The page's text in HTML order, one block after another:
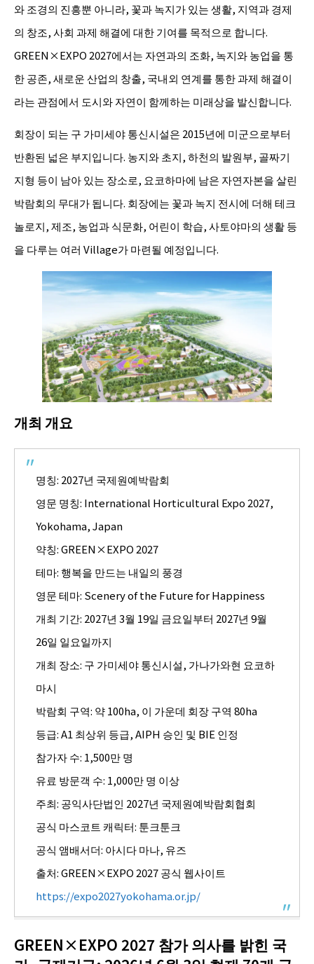
와 조경의 진흥뿐 아니라, 꽃과 녹지가 있는 생활, 지역과 경제
의 창조, 사회 과제 해결에 대한 기여를 목적으로 합니다.
GREEN×EXPO 2027에서는 자연과의 조화, 녹지와 농업을 통
한 공존, 새로운 산업의 창출, 국내외 연계를 통한 과제 해결이
라는 관점에서 도시와 자연이 함께하는 미래상을 발신합니다.
회장이 되는 구 가미세야 통신시설은 2015년에 미군으로부터
반환된 넓은 부지입니다. 농지와 초지, 하천의 발원부, 골짜기
지형 등이 남아 있는 장소로, 요코하마에 남은 자연자본을 살린
박람회의 무대가 됩니다. 회장에는 꽃과 녹지 전시에 더해 테크
놀로지, 제조, 농업과 식문화, 어린이 학습, 사토야마의 생활 등
을 다루는 여러 Village가 마련될 예정입니다.
개최 개요
명칭: 2027년 국제원예박람회
영문 명칭: International Horticultural Expo 2027,
Yokohama, Japan
약칭: GREEN×EXPO 2027
테마: 행복을 만드는 내일의 풍경
영문 테마: Scenery of the Future for Happiness
개최 기간: 2027년 3월 19일 금요일부터 2027년 9월
26일 일요일까지
개최 장소: 구 가미세야 통신시설, 가나가와현 요코하
마시
박람회 구역: 약 100ha, 이 가운데 회장 구역 80ha
등급: A1 최상위 등급, AIPH 승인 및 BIE 인정
참가자 수: 1,500만 명
유료 방문객 수: 1,000만 명 이상
주최: 공익사단법인 2027년 국제원예박람회협회
공식 마스코트 캐릭터: 툰크툰크
공식 앰배서더: 아시다 마나, 유즈
출처: GREEN×EXPO 2027 공식 웹사이트
https://expo2027yokohama.or.jp/
GREEN×EXPO 2027 참가 의사를 밝힌 국